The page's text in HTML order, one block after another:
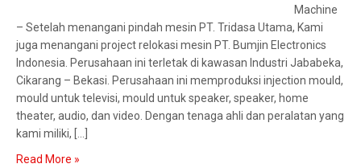
Machine
– Setelah menangani pindah mesin PT. Tridasa Utama, Kami
juga menangani project relokasi mesin PT. Bumjin Electronics
Indonesia. Perusahaan ini terletak di kawasan Industri Jababeka,
Cikarang – Bekasi. Perusahaan ini memproduksi injection mould,
mould untuk televisi, mould untuk speaker, speaker, home
theater, audio, dan video. Dengan tenaga ahli dan peralatan yang
kami miliki, […]
Read More »